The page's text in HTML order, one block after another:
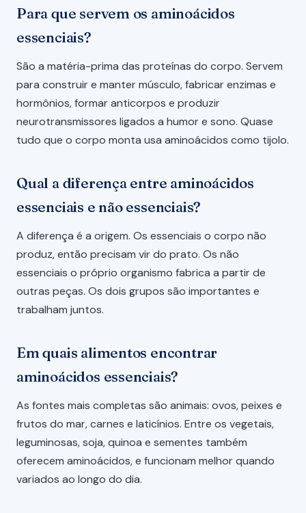
Para que servem os aminoácidos
essenciais?
São a matéria-prima das proteínas do corpo. Servem
para construir e manter músculo, fabricar enzimas e
hormônios, formar anticorpos e produzir
neurotransmissores ligados a humor e sono. Quase
tudo que o corpo monta usa aminoácidos como tijolo.
Qual a diferença entre aminoácidos
essenciais e não essenciais?
A diferença é a origem. Os essenciais o corpo não
produz, então precisam vir do prato. Os não
essenciais o próprio organismo fabrica a partir de
outras peças. Os dois grupos são importantes e
trabalham juntos.
Em quais alimentos encontrar
aminoácidos essenciais?
As fontes mais completas são animais: ovos, peixes e
frutos do mar, carnes e laticínios. Entre os vegetais,
leguminosas, soja, quinoa e sementes também
oferecem aminoácidos, e funcionam melhor quando
variados ao longo do dia.